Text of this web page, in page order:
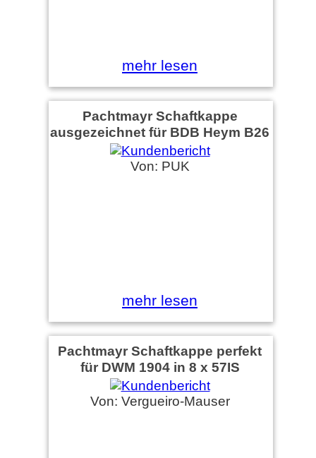
mehr lesen
Pachtmayr Schaftkappe
ausgezeichnet für BDB Heym B26
Von: PUK
mehr lesen
Pachtmayr Schaftkappe perfekt
für DWM 1904 in 8 x 57IS
Von: Vergueiro-Mauser